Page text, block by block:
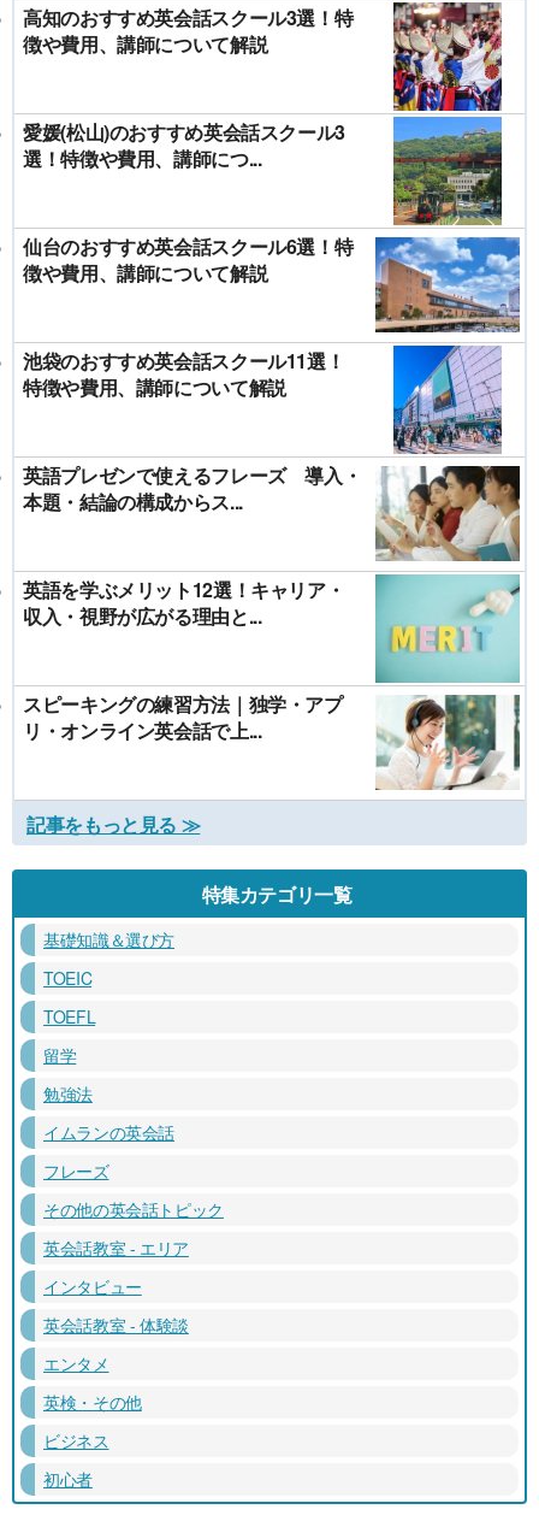
高知のおすすめ英会話スクール3選！特
徴や費用、講師について解説
愛媛(松山)のおすすめ英会話スクール3
選！特徴や費用、講師につ...
仙台のおすすめ英会話スクール6選！特
徴や費用、講師について解説
池袋のおすすめ英会話スクール11選！
特徴や費用、講師について解説
英語プレゼンで使えるフレーズ 導入・
本題・結論の構成からス...
英語を学ぶメリット12選！キャリア・
収入・視野が広がる理由と...
スピーキングの練習方法｜独学・アプ
リ・オンライン英会話で上...
記事をもっと見る ≫
特集カテゴリ一覧
基礎知識＆選び方
TOEIC
TOEFL
留学
勉強法
イムランの英会話
フレーズ
その他の英会話トピック
英会話教室 - エリア
インタビュー
英会話教室 - 体験談
エンタメ
英検・その他
ビジネス
初心者